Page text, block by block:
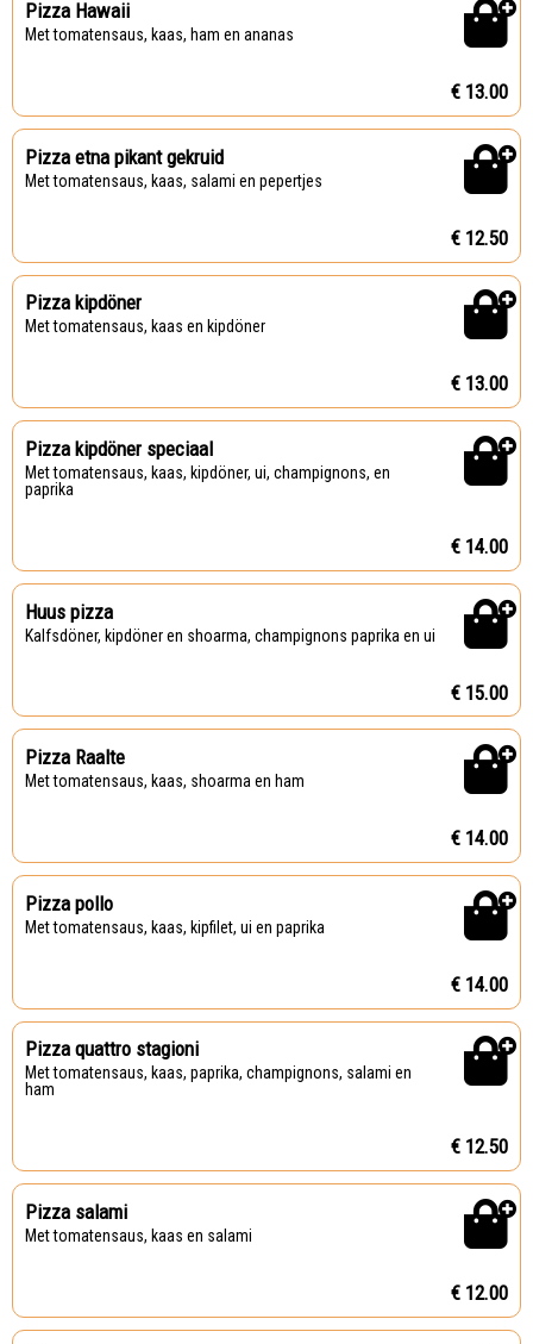
Pizza Hawaii
Met tomatensaus, kaas, ham en ananas
€ 13.00
Pizza etna pikant gekruid
Met tomatensaus, kaas, salami en pepertjes
€ 12.50
Pizza kipdöner
Met tomatensaus, kaas en kipdöner
€ 13.00
Pizza kipdöner speciaal
Met tomatensaus, kaas, kipdöner, ui, champignons, en
paprika
€ 14.00
Huus pizza
Kalfsdöner, kipdöner en shoarma, champignons paprika en ui
€ 15.00
Pizza Raalte
Met tomatensaus, kaas, shoarma en ham
€ 14.00
Pizza pollo
Met tomatensaus, kaas, kipfilet, ui en paprika
€ 14.00
Pizza quattro stagioni
Met tomatensaus, kaas, paprika, champignons, salami en
ham
€ 12.50
Pizza salami
Met tomatensaus, kaas en salami
€ 12.00